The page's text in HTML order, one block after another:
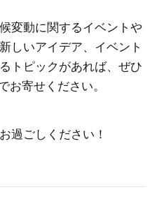
変動に関するイベントや
しいアイデア、イベント
トピックがあれば、ぜひ
お寄せください。
過ごしください！